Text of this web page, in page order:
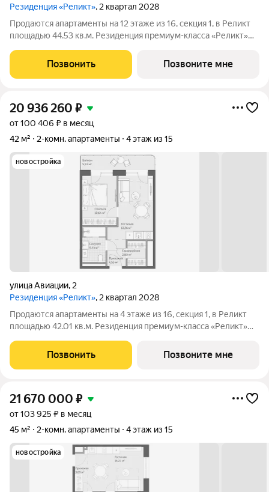
Резиденция «Реликт», 2 квартал 2028
Продаются апартаменты на 12 этаже из 16, секция 1, в Реликт
площадью 44.53 кв.м. Резиденция премиум-класса «Реликт»
центре города-курорта, вблизи Курортного бульвара и
Нарзанной галереи. Проект
Позвонить Позвоните мне
20 936 260 ₽
от 100 406 ₽ в месяц
42 м²
2-комн. апартаменты 4 этаж из 15
новостройка
улица Авиации, 2
Резиденция «Реликт», 2 квартал 2028
Продаются апартаменты на 4 этаже из 16, секция 1, в Реликт
площадью 42.01 кв.м. Резиденция премиум-класса «Реликт»
центре города-курорта, вблизи Курортного бульвара и
Нарзанной галереи. Проект
Позвонить Позвоните мне
21 670 000 ₽
от 103 925 ₽ в месяц
45 м²
2-комн. апартаменты 4 этаж из 15
новостройка